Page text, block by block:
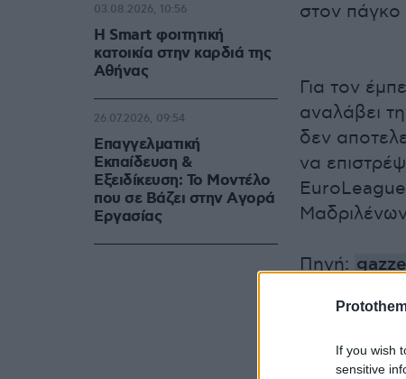
If you wish
sensitive
στον πάγκο
Για τον
αναλάβει
δεν
να
Πηγή:
Η Smart φοιτητική
κατοικία στην καρδιά της
Αθήνας
03.08.2026, 10:56
Επαγγελματική
Εκπαίδευση &
Εξειδίκευση: Το Mοντέλο
που σε Bάζει στην Aγορά
Eργασίας
26.07.2026, 09:54